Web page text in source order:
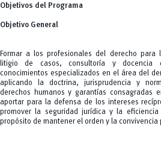
Objetivos del Programa
Objetivo General
Formar a los profesionales del derecho para
litigio de casos, consultoría y docencia
conocimientos especializados en el área del
aplicando la doctrina, jurisprudencia y
derechos humanos y garantías consagradas
aportar para la defensa de los intereses
promover la seguridad jurídica y la
propósito de mantener el orden y la convivencia